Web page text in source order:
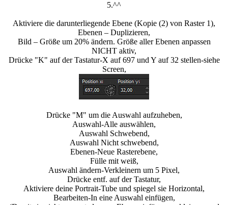
5.^^
Aktiviere die darunterliegende Ebene (Kopie (2) von Raster 1),
Ebenen – Duplizieren,
Bild – Größe um 20% ändern. Größe aller Ebenen anpassen
NICHT aktiv,
Drücke "K" auf der Tastatur-X auf 697 und Y auf 32 stellen-siehe
Screen,
Drücke "M" um die Auswahl aufzuheben,
Auswahl-Alle auswählen,
Auswahl Schwebend,
Auswahl Nicht schwebend,
Ebenen-Neue Rasterebene,
Fülle mit weiß,
Auswahl ändern-Verkleinern um 5 Pixel,
Drücke entf. auf der Tastatur,
Aktiviere deine Portrait-Tube und spiegel sie Horizontal,
Bearbeiten-In eine Auswahl einfügen,